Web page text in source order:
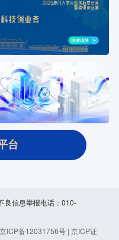
台
良信息举报电话：010-
京ICP备12031756号 | 京ICP证